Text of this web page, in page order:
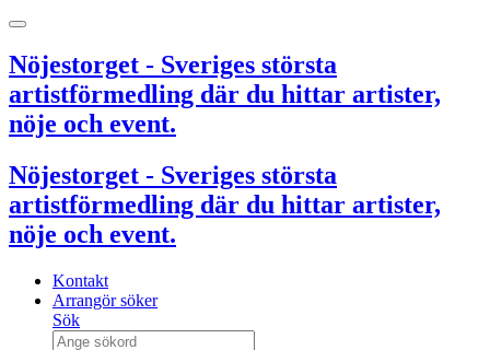
Nöjestorget - Sveriges största
artistförmedling där du hittar artister,
nöje och event.
Nöjestorget - Sveriges största
artistförmedling där du hittar artister,
nöje och event.
Kontakt
Arrangör söker
Sök